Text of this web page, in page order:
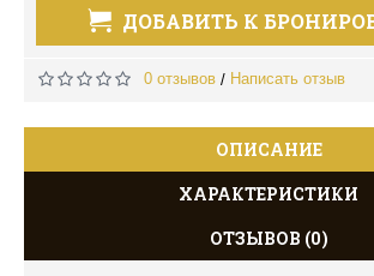
ДОБАВИТЬ К
0 отзывов / Написать отзыв
ОПИСАНИЕ
ХАРАКТЕРИСТИКИ
ОТЗЫВОВ (0)